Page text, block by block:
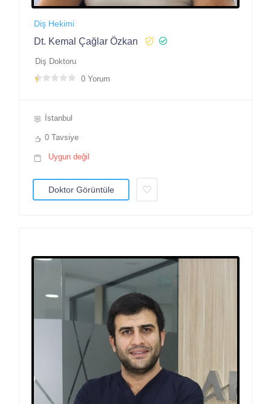
Diş Hekimi
Dt. Kemal Çağlar Özkan
Diş Doktoru
0 Yorum
İstanbul
0 Tavsiye
Uygun değil
Doktor Görüntüle